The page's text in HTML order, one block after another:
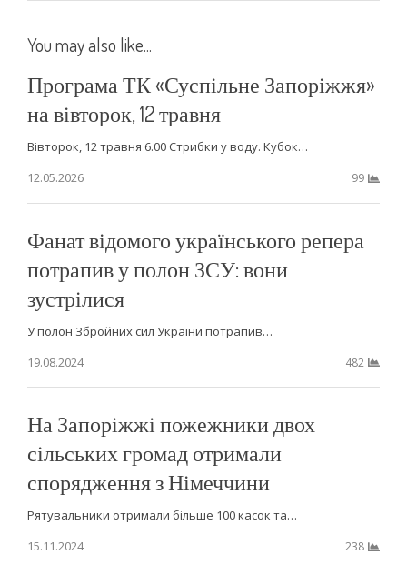
You may also like...
Програма ТК «Суспільне Запоріжжя»
на вівторок, 12 травня
Вівторок, 12 травня 6.00 Стрибки у воду. Кубок…
12.05.2026
99
Фанат відомого українського репера
потрапив у полон ЗСУ: вони
зустрілися
У полон Збройних сил України потрапив…
19.08.2024
482
На Запоріжжі пожежники двох
сільських громад отримали
спорядження з Німеччини
Рятувальники отримали більше 100 касок та…
15.11.2024
238